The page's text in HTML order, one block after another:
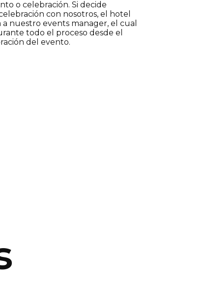
o celebración. Si decide
con nosotros, el hotel
a nuestro events manager, el cual
todo el proceso desde el
del evento.